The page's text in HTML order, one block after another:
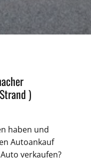
)
haben und
Autoankauf
verkaufen?